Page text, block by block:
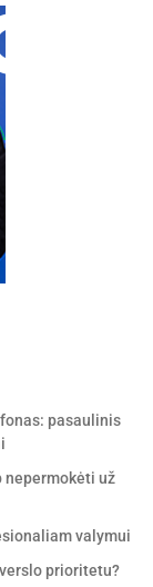
pasaulinis
nepermokėti už
valymui
prioritetu?